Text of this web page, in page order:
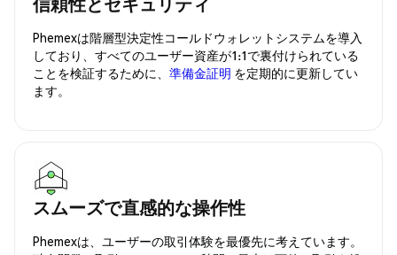
Phemexは階層型決定性コールドウォレットシステムを導入
しており、すべてのユーザー資産が1:1で裏付けられている
ことを検証するために、 準備金証明 を定期的に更新してい
ます。
スムーズで直感的な操作性
Phemexは、ユーザーの取引体験を最優先に考えています。